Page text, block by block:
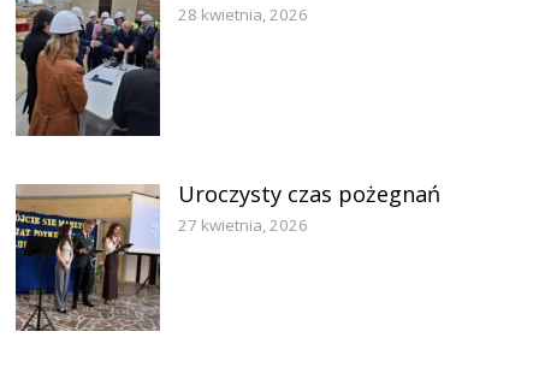
28 kwietnia, 2026
Uroczysty czas pożegnań
27 kwietnia, 2026